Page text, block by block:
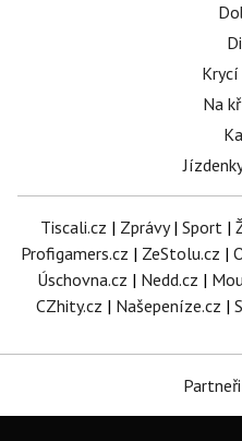
Na
Tiscali.cz | Zprávy| Sport |
Profigamers.cz | ZeStolu.cz |
Úschovna.cz | Nedd.cz |
CZhity.cz | Našepeníze.cz |